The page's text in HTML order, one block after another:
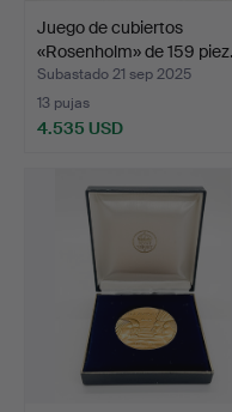
Juego de cubiertos
«Rosenholm» de 159
Subastado 21 sep 2025
13 pujas
4.535 USD